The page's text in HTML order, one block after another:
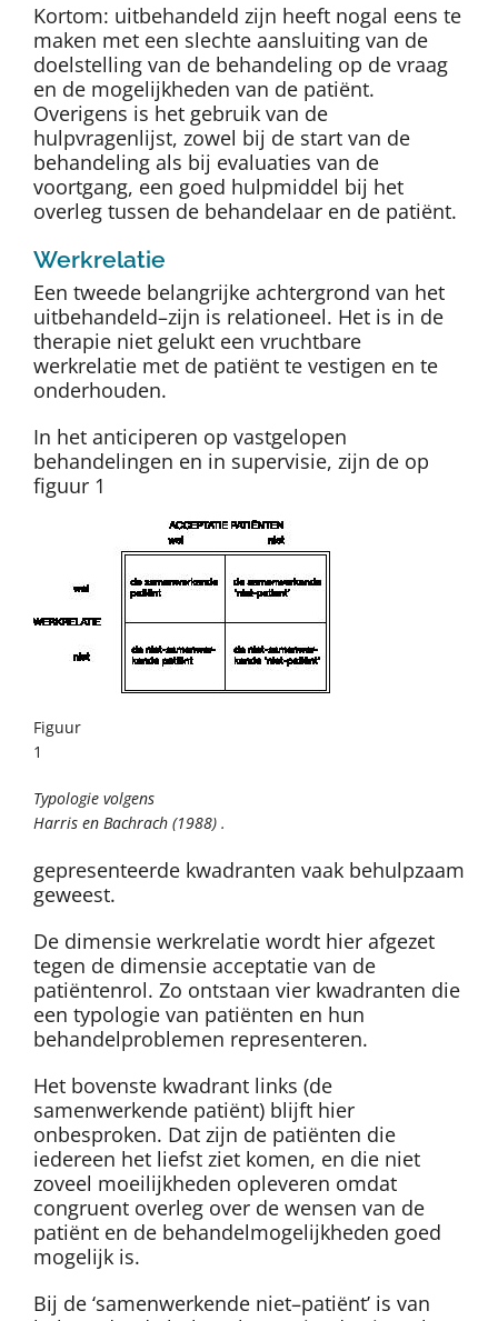
Kortom: uitbehandeld zijn heeft nogal eens te
maken met een slechte aansluiting van de
doelstelling van de behandeling op de vraag
en de mogelijkheden van de patiënt.
Overigens is het gebruik van de
hulpvragenlijst, zowel bij de start van de
behandeling als bij evaluaties van de
voortgang, een goed hulpmiddel bij het
overleg tussen de behandelaar en de patiënt.
Werkrelatie
Een tweede belangrijke achtergrond van het
uitbehandeld–zijn is relationeel. Het is in de
therapie niet gelukt een vruchtbare
werkrelatie met de patiënt te vestigen en te
onderhouden.
In het anticiperen op vastgelopen
behandelingen en in supervisie, zijn de op
figuur 1
Figuur
1
Typologie volgens
Harris en Bachrach (1988) .
gepresenteerde kwadranten vaak behulpzaam
geweest.
De dimensie werkrelatie wordt hier afgezet
tegen de dimensie acceptatie van de
patiëntenrol. Zo ontstaan vier kwadranten die
een typologie van patiënten en hun
behandelproblemen representeren.
Het bovenste kwadrant links (de
samenwerkende patiënt) blijft hier
onbesproken. Dat zijn de patiënten die
iedereen het liefst ziet komen, en die niet
zoveel moeilijkheden opleveren omdat
congruent overleg over de wensen van de
patiënt en de behandelmogelijkheden goed
mogelijk is.
Bij de ‘samenwerkende niet–patiënt’ is van